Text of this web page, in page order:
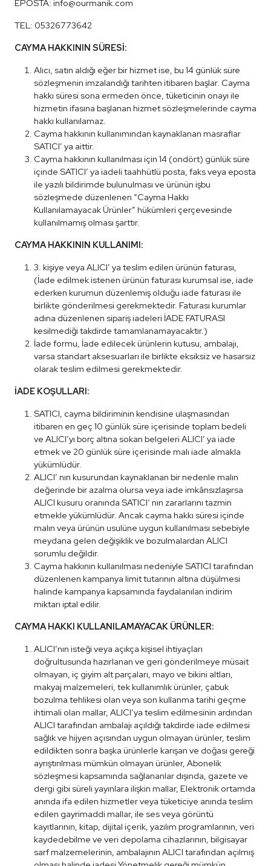
EPOSTA: info@ourmanik.com
TEL: 05326773642
CAYMA HAKKININ SÜRESİ:
Alıcı, satın aldığı eğer bir hizmet ise, bu 14 günlük süre
sözleşmenin imzalandığı tarihten itibaren başlar. Cayma
hakkı süresi sona ermeden önce, tüketicinin onayı ile
hizmetin ifasına başlanan hizmet sözleşmelerinde cayma
hakkı kullanılamaz.
Cayma hakkının kullanımından kaynaklanan masraflar
SATICI’ ya aittir.
Cayma hakkının kullanılması için 14 (ondört) günlük süre
içinde SATICI’ ya iadeli taahhütlü posta, faks veya eposta
ile yazılı bildirimde bulunulması ve ürünün işbu
sözleşmede düzenlenen “Cayma Hakkı
Kullanılamayacak Ürünler” hükümleri çerçevesinde
kullanılmamış olması şarttır.
CAYMA HAKKININ KULLANIMI:
3. kişiye veya ALICI’ ya teslim edilen ürünün faturası,
(İade edilmek istenen ürünün faturası kurumsal ise, iade
ederken kurumun düzenlemiş olduğu iade faturası ile
birlikte gönderilmesi gerekmektedir. Faturası kurumlar
adına düzenlenen sipariş iadeleri İADE FATURASI
kesilmediği takdirde tamamlanamayacaktır.)
İade formu, İade edilecek ürünlerin kutusu, ambalajı,
varsa standart aksesuarları ile birlikte eksiksiz ve hasarsız
olarak teslim edilmesi gerekmektedir.
İADE KOŞULLARI:
SATICI, cayma bildiriminin kendisine ulaşmasından
itibaren en geç 10 günlük süre içerisinde toplam bedeli
ve ALICI’yı borç altına sokan belgeleri ALICI’ ya iade
etmek ve 20 günlük süre içerisinde malı iade almakla
yükümlüdür.
ALICI’ nın kusurundan kaynaklanan bir nedenle malın
değerinde bir azalma olursa veya iade imkânsızlaşırsa
ALICI kusuru oranında SATICI’ nın zararlarını tazmin
etmekle yükümlüdür. Ancak cayma hakkı süresi içinde
malın veya ürünün usulüne uygun kullanılması sebebiyle
meydana gelen değişiklik ve bozulmalardan ALICI
sorumlu değildir.
Cayma hakkının kullanılması nedeniyle SATICI tarafından
düzenlenen kampanya limit tutarının altına düşülmesi
halinde kampanya kapsamında faydalanılan indirim
miktarı iptal edilir.
CAYMA HAKKI KULLANILAMAYACAK ÜRÜNLER:
ALICI’nın isteği veya açıkça kişisel ihtiyaçları
doğrultusunda hazırlanan ve geri gönderilmeye müsait
olmayan, iç giyim alt parçaları, mayo ve bikini altları,
makyaj malzemeleri, tek kullanımlık ürünler, çabuk
bozulma tehlikesi olan veya son kullanma tarihi geçme
ihtimali olan mallar, ALICI’ya teslim edilmesinin ardından
ALICI tarafından ambalajı açıldığı takdirde iade edilmesi
sağlık ve hijyen açısından uygun olmayan ürünler, teslim
edildikten sonra başka ürünlerle karışan ve doğası gereği
ayrıştırılması mümkün olmayan ürünler, Abonelik
sözleşmesi kapsamında sağlananlar dışında, gazete ve
dergi gibi süreli yayınlara ilişkin mallar, Elektronik ortamda
anında ifa edilen hizmetler veya tüketiciye anında teslim
edilen gayrimaddi mallar, ile ses veya görüntü
kayıtlarının, kitap, dijital içerik, yazılım programlarının, veri
kaydedebilme ve veri depolama cihazlarının, bilgisayar
sarf malzemelerinin, ambalajının ALICI tarafından açılmış